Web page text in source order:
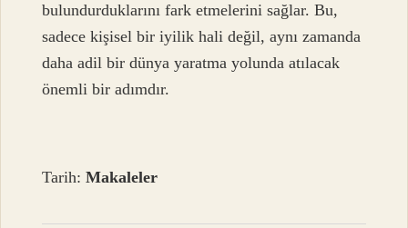
bulundurduklarını fark etmelerini sağlar. Bu,
sadece kişisel bir iyilik hali değil, aynı zamanda
daha adil bir dünya yaratma yolunda atılacak
önemli bir adımdır.
Tarih:Makaleler